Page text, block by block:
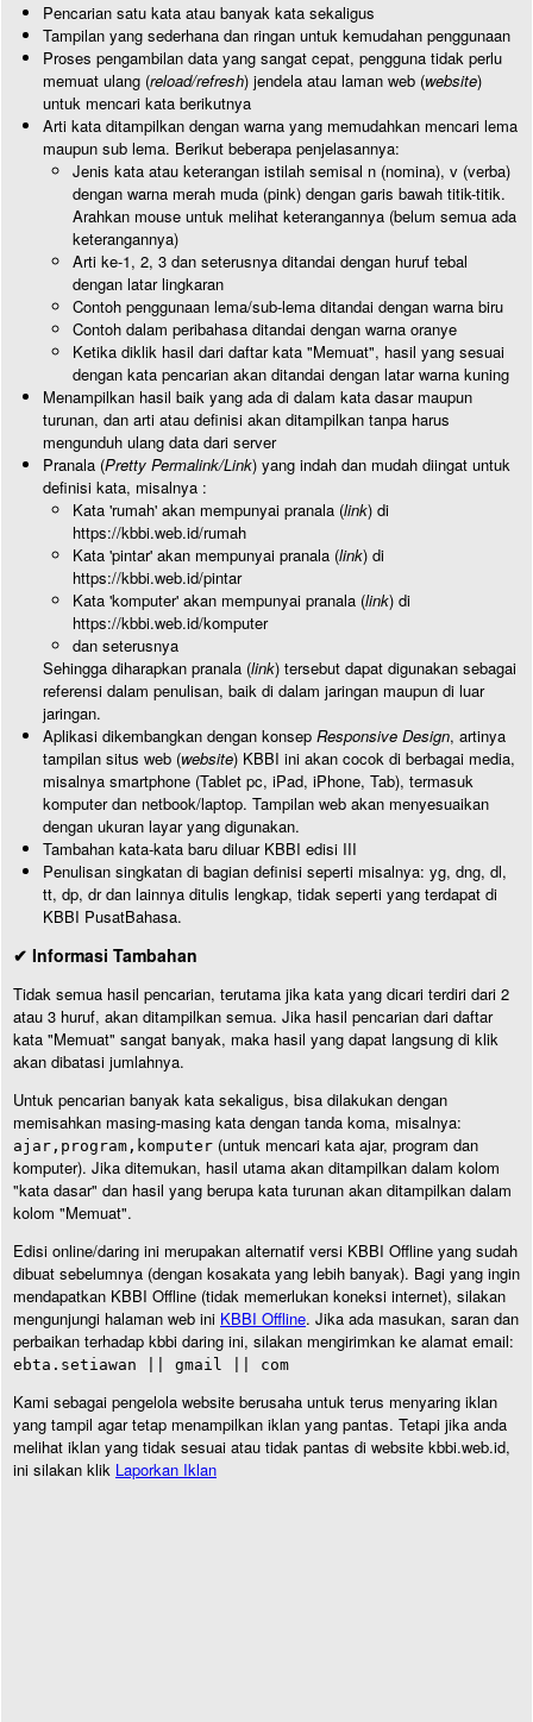
Pencarian satu kata atau banyak kata sekaligus
Tampilan yang sederhana dan ringan untuk kemudahan penggunaan
Proses pengambilan data yang sangat cepat, pengguna tidak perlu
memuat ulang (reload/refresh) jendela atau laman web (website)
untuk mencari kata berikutnya
Arti kata ditampilkan dengan warna yang memudahkan mencari lema
maupun sub lema. Berikut beberapa penjelasannya:
Jenis kata atau keterangan istilah semisal n (nomina), v (verba)
dengan warna merah muda (pink) dengan garis bawah titik-titik.
Arahkan mouse untuk melihat keterangannya (belum semua ada
keterangannya)
Arti ke-1, 2, 3 dan seterusnya ditandai dengan huruf tebal
dengan latar lingkaran
Contoh penggunaan lema/sub-lema ditandai dengan warna biru
Contoh dalam peribahasa ditandai dengan warna oranye
Ketika diklik hasil dari daftar kata "Memuat", hasil yang sesuai
dengan kata pencarian akan ditandai dengan latar warna kuning
Menampilkan hasil baik yang ada di dalam kata dasar maupun
turunan, dan arti atau definisi akan ditampilkan tanpa harus
mengunduh ulang data dari server
Pranala (Pretty Permalink/Link) yang indah dan mudah diingat untuk
definisi kata, misalnya :
Kata 'rumah' akan mempunyai pranala (link) di
https://kbbi.web.id/rumah
Kata 'pintar' akan mempunyai pranala (link) di
https://kbbi.web.id/pintar
Kata 'komputer' akan mempunyai pranala (link) di
https://kbbi.web.id/komputer
dan seterusnya
Sehingga diharapkan pranala (link) tersebut dapat digunakan sebagai
referensi dalam penulisan, baik di dalam jaringan maupun di luar
jaringan.
Aplikasi dikembangkan dengan konsep Responsive Design, artinya
tampilan situs web (website) KBBI ini akan cocok di berbagai media,
misalnya smartphone (Tablet pc, iPad, iPhone, Tab), termasuk
komputer dan netbook/laptop. Tampilan web akan menyesuaikan
dengan ukuran layar yang digunakan.
Tambahan kata-kata baru diluar KBBI edisi III
Penulisan singkatan di bagian definisi seperti misalnya: yg, dng, dl,
tt, dp, dr dan lainnya ditulis lengkap, tidak seperti yang terdapat di
KBBI PusatBahasa.
✔ Informasi Tambahan
Tidak semua hasil pencarian, terutama jika kata yang dicari terdiri dari 2
atau 3 huruf, akan ditampilkan semua. Jika hasil pencarian dari daftar
kata "Memuat" sangat banyak, maka hasil yang dapat langsung di klik
akan dibatasi jumlahnya.
Untuk pencarian banyak kata sekaligus, bisa dilakukan dengan
memisahkan masing-masing kata dengan tanda koma, misalnya:
ajar,program,komputer (untuk mencari kata ajar, program dan
komputer). Jika ditemukan, hasil utama akan ditampilkan dalam kolom
"kata dasar" dan hasil yang berupa kata turunan akan ditampilkan dalam
kolom "Memuat".
Edisi online/daring ini merupakan alternatif versi KBBI Offline yang sudah
dibuat sebelumnya (dengan kosakata yang lebih banyak). Bagi yang ingin
mendapatkan KBBI Offline (tidak memerlukan koneksi internet), silakan
mengunjungi halaman web ini KBBI Offline. Jika ada masukan, saran dan
perbaikan terhadap kbbi daring ini, silakan mengirimkan ke alamat email:
ebta.setiawan || gmail || com
Kami sebagai pengelola website berusaha untuk terus menyaring iklan
yang tampil agar tetap menampilkan iklan yang pantas. Tetapi jika anda
melihat iklan yang tidak sesuai atau tidak pantas di website kbbi.web.id,
ini silakan klik Laporkan Iklan